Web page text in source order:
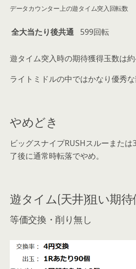
データカウンター上の遊タイム突入回転数
全大当たり後共通 599回転
遊タイム突入時の期待獲得玉数は
ライトミドルの中ではかなり優秀な
やめどき
ビッグスナイプRUSHスルーまた
了後に通常時転落でやめ。
遊タイム(天井)狙い期待
等価交換・削り無し